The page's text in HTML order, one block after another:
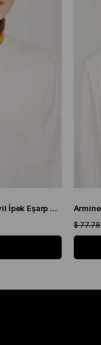
Armine Kahve Çiçek Desenli Tivil İpek Eşarp 9048 - 53
$ 77.78